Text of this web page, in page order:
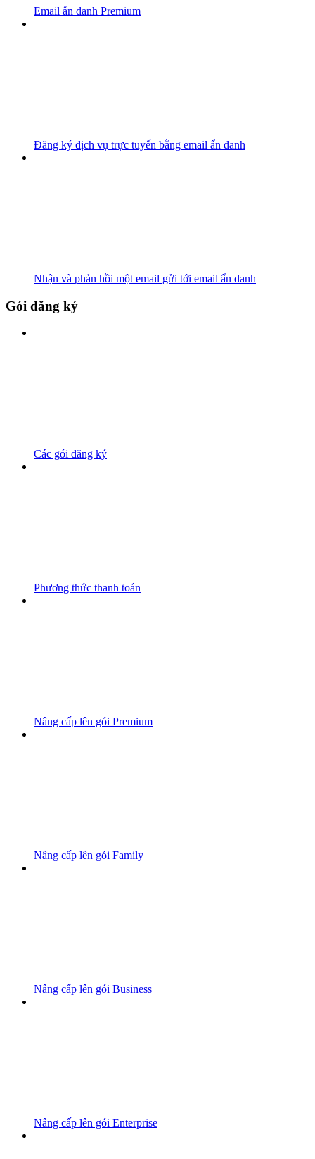
Email ẩn danh Premium
Đăng ký dịch vụ trực tuyến bằng email ẩn danh
Nhận và phản hồi một email gửi tới email ẩn danh
Gói đăng ký
Các gói đăng ký
Phương thức thanh toán
Nâng cấp lên gói Premium
Nâng cấp lên gói Family
Nâng cấp lên gói Business
Nâng cấp lên gói Enterprise